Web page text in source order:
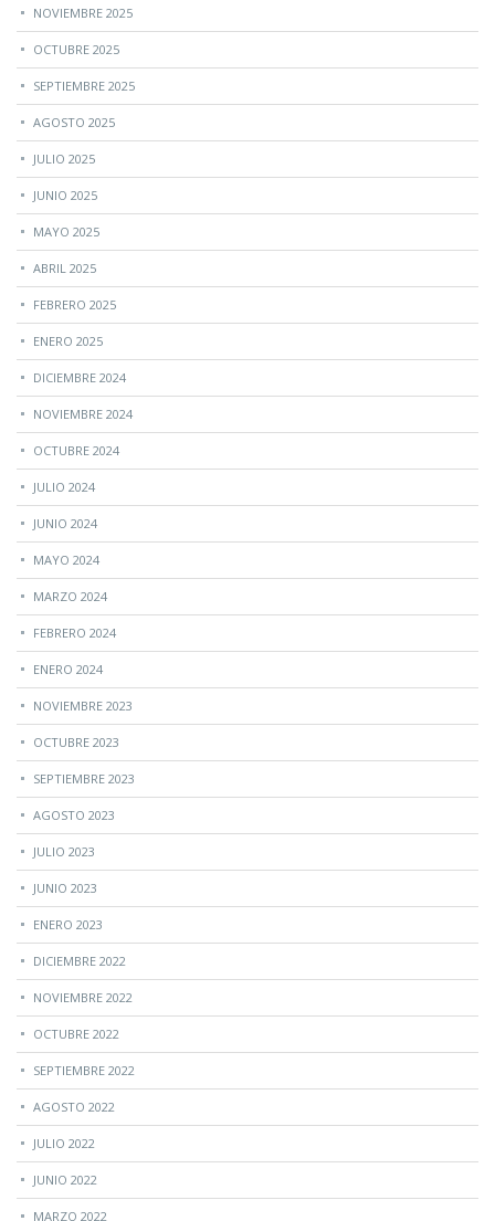
NOVIEMBRE 2025
OCTUBRE 2025
SEPTIEMBRE 2025
AGOSTO 2025
JULIO 2025
JUNIO 2025
MAYO 2025
ABRIL 2025
FEBRERO 2025
ENERO 2025
DICIEMBRE 2024
NOVIEMBRE 2024
OCTUBRE 2024
JULIO 2024
JUNIO 2024
MAYO 2024
MARZO 2024
FEBRERO 2024
ENERO 2024
NOVIEMBRE 2023
OCTUBRE 2023
SEPTIEMBRE 2023
AGOSTO 2023
JULIO 2023
JUNIO 2023
ENERO 2023
DICIEMBRE 2022
NOVIEMBRE 2022
OCTUBRE 2022
SEPTIEMBRE 2022
AGOSTO 2022
JULIO 2022
JUNIO 2022
MARZO 2022